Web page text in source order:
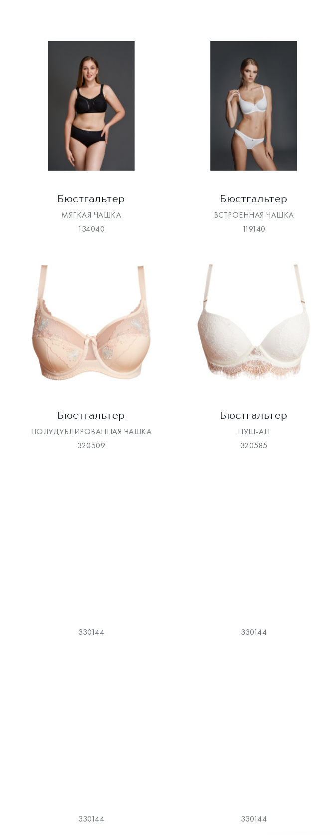
Бюстгальтер
МЯГКАЯ ЧАШКА
134040
Бюстгальтер
ВСТРОЕННАЯ ЧАШКА
119140
Бюстгальтер
ПОЛУДУБЛИРОВАННАЯ ЧАШКА
320509
Бюстгальтер
ПУШ-АП
320585
330144 330144
330144 330144